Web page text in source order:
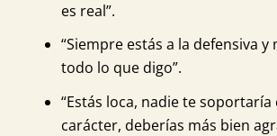
es real”.
“Siempre estás a la defensiva
todo lo que digo”.
“Estás loca, nadie te soportaría
carácter, deberías más bien